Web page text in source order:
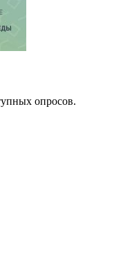
опросов.